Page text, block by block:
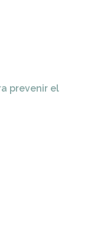
prevenir el